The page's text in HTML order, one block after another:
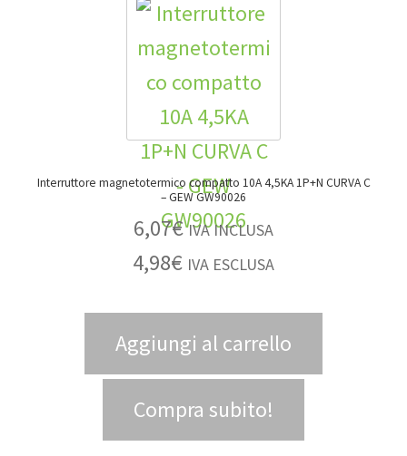
Interruttore magnetotermico compatto 10A 4,5KA 1P+N CURVA C
– GEW GW90026
6,07€ IVA INCLUSA
4,98€ IVA ESCLUSA
Aggiungi al carrello
Compra subito!